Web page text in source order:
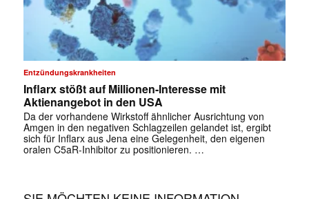
Entzündungskrankheiten
Inflarx stößt auf Millionen-Interesse mit
Aktienangebot in den USA
Da der vorhandene Wirkstoff ähnlicher Ausrichtung von
Amgen in den negativen Schlagzeilen gelandet ist, ergibt
sich für Inflarx aus Jena eine Gelegenheit, den eigenen
oralen C5aR-Inhibitor zu positionieren. …